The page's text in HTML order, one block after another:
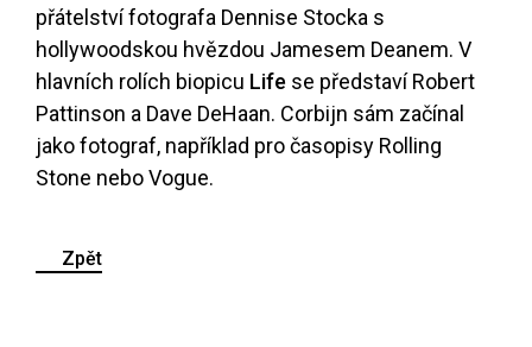
přátelství fotografa Dennise Stocka s
hollywoodskou hvězdou Jamesem Deanem. V
hlavních rolích biopicu Life se představí Robert
Pattinson a Dave DeHaan. Corbijn sám začínal
jako fotograf, například pro časopisy Rolling
Stone nebo Vogue.
Zpět